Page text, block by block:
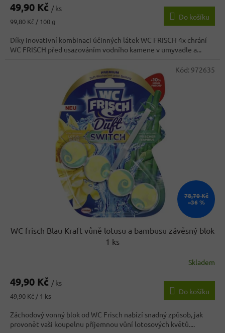
produktu
3,5
z
5
49,90 Kč / ks
Měrná
99,80 Kč / 100 g
Do košíku
Díky inovativní kombinaci účinných látek WC FRISCH 4x chrání
WC FRISCH před usazováním vodního kamene v umyvadle a...
78,70 Kč
–36 %
WC frisch Blau Kraft vůně lotusu a bambusu závěsný blok
1 ks
Skladem
49,90 Kč / ks
Měrná
49,90 Kč / 1 ks
Do košíku
Záchodový vonný blok od WC Frisch nabízí snadný způsob, jak
provonět vaši koupelnu příjemnou vůní lotosových květů....
Kód: 972635